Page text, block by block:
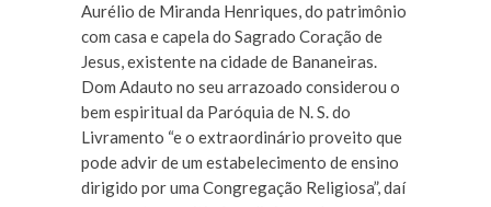
Aurélio de Miranda Henriques, do patrimônio
com casa e capela do Sagrado Coração de
Jesus, existente na cidade de Bananeiras.
Dom Adauto no seu arrazoado considerou o
bem espiritual da Paróquia de N. S. do
Livramento “e o extraordinário proveito que
pode advir de um estabelecimento de ensino
dirigido por uma Congregação Religiosa”, daí